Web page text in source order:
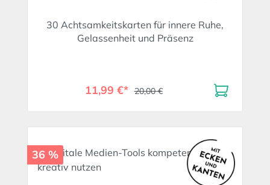
30 Achtsamkeitskarten für innere Ruhe,
Gelassenheit und Präsenz
11,99 €* 20,00 €
36 %